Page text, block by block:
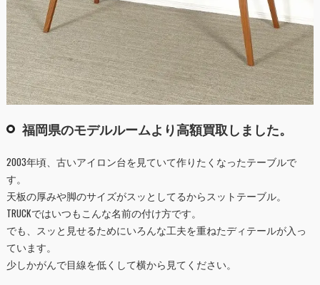
福岡県のモデルルームより高額買取しました。
2003年頃、古いアイロン台を見ていて作りたくなったテーブルで
す。
天板の厚みや脚のサイズがスッとしてるからスットテーブル。
TRUCKではいつもこんな名前の付け方です。
でも、スッと見せるためにいろんな工夫を重ねたディテールが入っ
ています。
少しかがんで目線を低くして横から見てください。